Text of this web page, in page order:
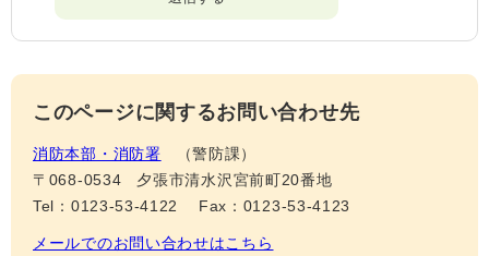
このページに関するお問い合わせ先
消防本部・消防署
警防課
〒068-0534
夕張市清水沢宮前町20番地
Tel：0123-53-4122
Fax：0123-53-4123
メールでのお問い合わせはこちら